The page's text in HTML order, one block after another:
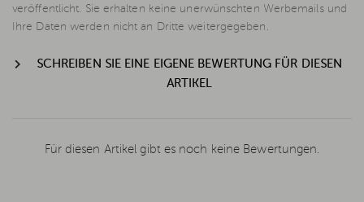
veröffentlicht. Sie erhalten keine unerwünschten Werbemails und
Ihre Daten werden nicht an Dritte weitergegeben.
SCHREIBEN SIE EINE EIGENE BEWERTUNG FÜR DIESEN
ARTIKEL
Für diesen Artikel gibt es noch keine Bewertungen.